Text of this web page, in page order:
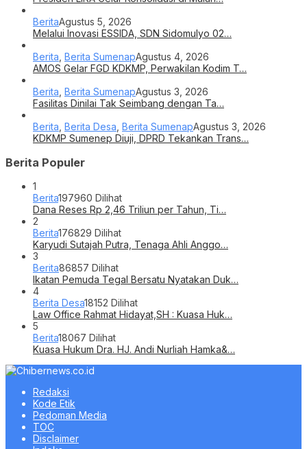
BeritaAgustus 5, 2026
Melalui Inovasi ESSIDA, SDN Sidomulyo 02…
Berita Berita SumenapAgustus 4, 2026
AMOS Gelar FGD KDKMP, Perwakilan Kodim T…
Berita Berita SumenapAgustus 3, 2026
Fasilitas Dinilai Tak Seimbang dengan Ta…
Berita Berita Desa Berita SumenapAgustus 3, 2026
KDKMP Sumenep Diuji, DPRD Tekankan Trans…
Berita Populer
1
Berita197960 Dilihat
Dana Reses Rp 2,46 Triliun per Tahun, Ti…
2
Berita176829 Dilihat
Karyudi Sutajah Putra, Tenaga Ahli Anggo…
3
Berita86857 Dilihat
Ikatan Pemuda Tegal Bersatu Nyatakan Duk…
4
Berita Desa18152 Dilihat
Law Office Rahmat Hidayat,SH : Kuasa Huk…
5
Berita18067 Dilihat
Kuasa Hukum Dra. HJ. Andi Nurliah Hamka&…
Redaksi
Kode Etik
Pedoman Media
TOC
Disclaimer